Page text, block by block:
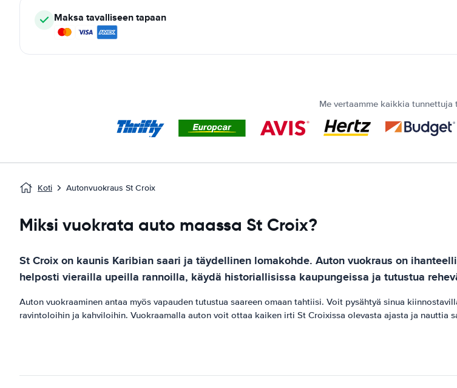
Maksa tavalliseen tapaan
Me vertaamme kaikkia
Koti Autonvuokraus St Croix
Miksi vuokrata auto maassa St Croix?
St Croix on kaunis Karibian saari ja täydellinen lomakohde. Auton vuokraus on
helposti vierailla upeilla rannoilla, käydä historiallisissa kaupungeissa ja tutustua
Auton vuokraaminen antaa myös vapauden tutustua saareen omaan tahtiisi. Voit pysähtyä sinua
ravintoloihin ja kahviloihin. Vuokraamalla auton voit ottaa kaiken irti St Croixissa olevasta ajasta ja nauttia